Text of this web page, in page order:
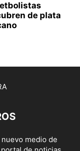
de plata
medio de